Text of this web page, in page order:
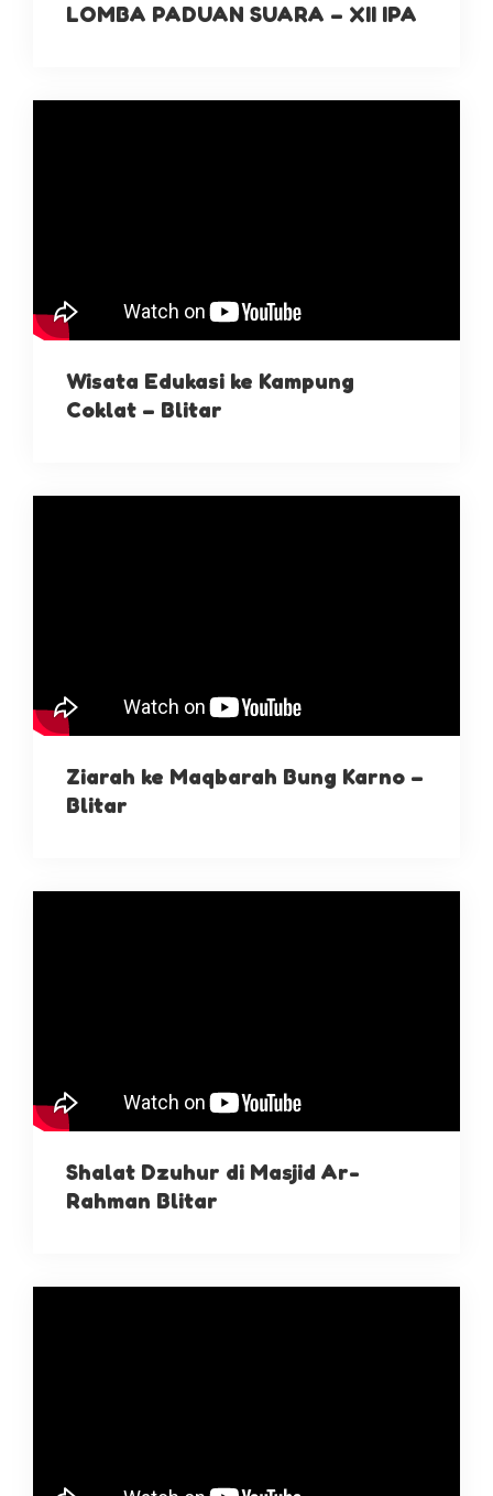
LOMBA PADUAN SUARA – XII IPA
Wisata Edukasi ke Kampung
Coklat – Blitar
Ziarah ke Maqbarah Bung Karno –
Blitar
Shalat Dzuhur di Masjid Ar-
Rahman Blitar